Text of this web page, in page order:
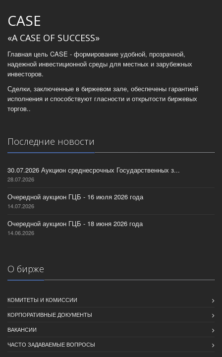
CASE
«A CASE OF SUCCESS»
Главная цель CASE - формирование удобной, прозрачной,
надежной инвестиционной среды для местных и зарубежных
инвесторов.
Сделки, заключенные в биржевом зале, обеспечены гарантией
исполнения и способствуют гласности и открытости биржевых
торгов..
Последние новости
30.07.2026 Аукцион среднесрочных Государственных з...
28.07.2026
Очередной аукцион ГЦБ - 16 июля 2026 года
14.07.2026
Очередной аукцион ГЦБ - 18 июня 2026 года
14.06.2026
О бирже
КОМИТЕТЫ И КОМИССИИ
КОРПОРАТИВНЫЕ ДОКУМЕНТЫ
ВАКАНСИИ
ЧАСТО ЗАДАВАЕМЫЕ ВОПРОСЫ